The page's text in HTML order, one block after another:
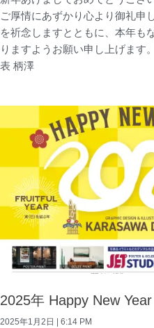
ご厚情にあずかり心より御礼申
を祈念しますとともに、本年も
りますようお願い申し上げます
表 柄澤
2025年 Happy New Year
2025年1月2日 6:14 PM